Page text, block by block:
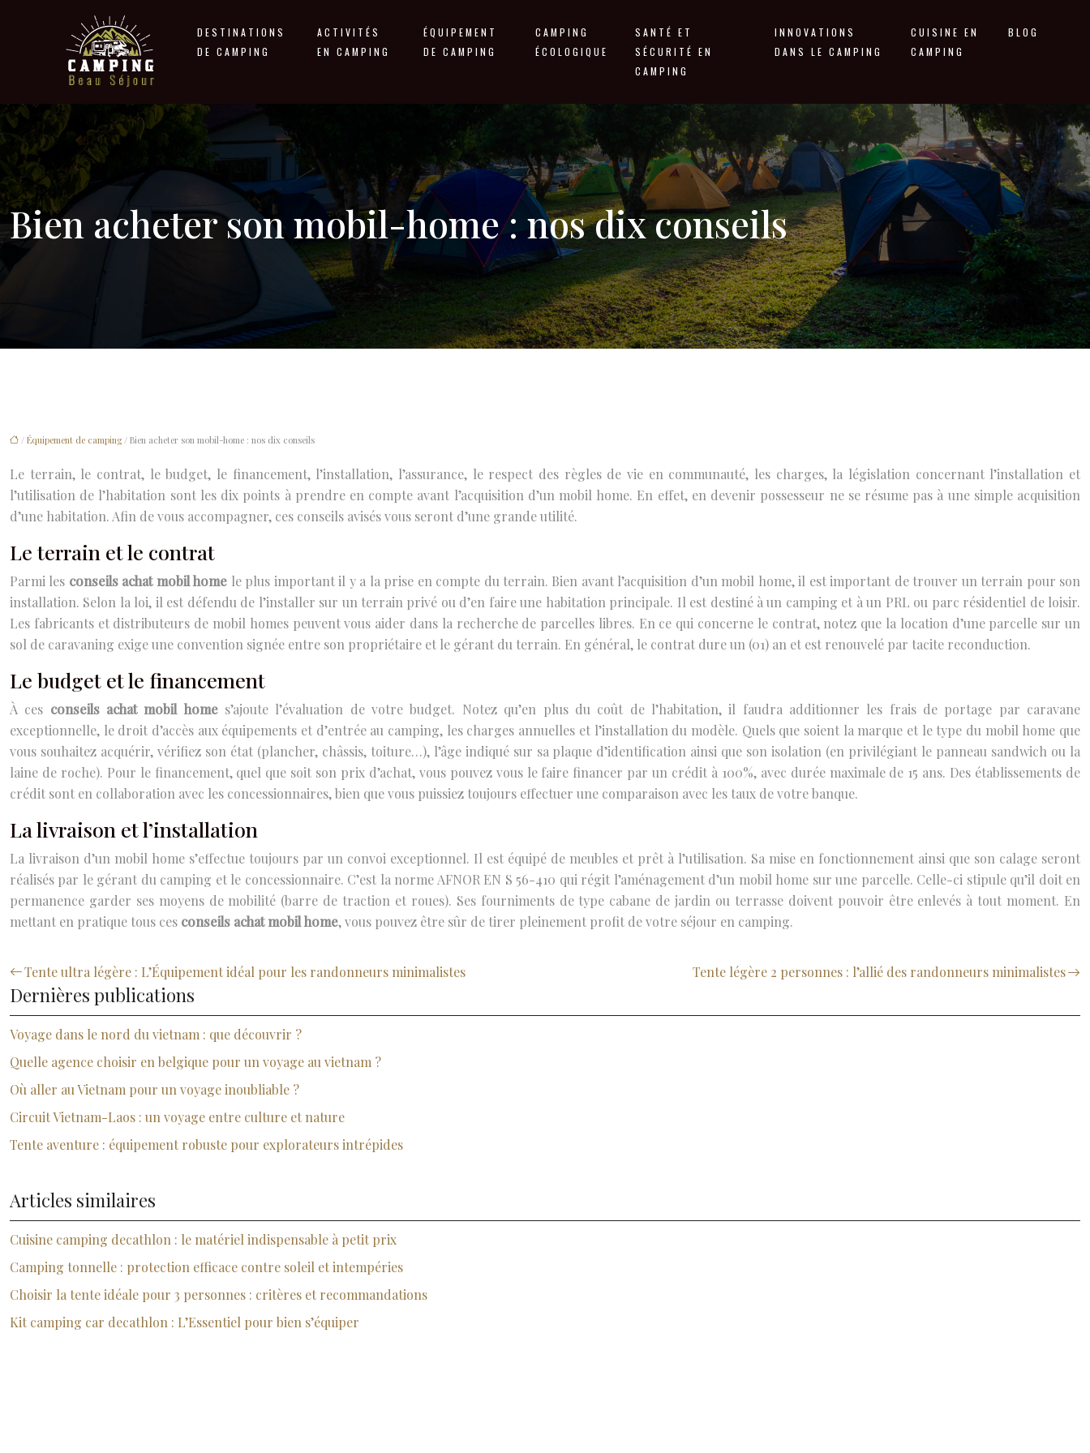
DESTINATIONS
DE CAMPING
ACTIVITÉS
EN CAMPING
ÉQUIPEMENT
DE CAMPING
CAMPING
ÉCOLOGIQUE
SANTÉ ET
SÉCURITÉ EN
CAMPING
INNOVATIONS
DANS LE CAMPING
CUISINE EN
CAMPING
BLOG
Bien acheter son mobil-home : nos dix conseils
/ Équipement de camping/ Bien acheter son mobil-home : nos dix conseils
Le terrain, le contrat, le budget, le financement, l’installation, l’assurance, le respect des règles de vie en communauté, les charges, la législation concernant l’installation et
l’utilisation de l’habitation sont les dix points à prendre en compte avant l’acquisition d’un mobil home. En effet, en devenir possesseur ne se résume pas à une simple acquisition
d’une habitation. Afin de vous accompagner, ces conseils avisés vous seront d’une grande utilité.
Le terrain et le contrat
Parmi les conseils achat mobil home le plus important il y a la prise en compte du terrain. Bien avant l’acquisition d’un mobil home, il est important de trouver un terrain pour son
installation. Selon la loi, il est défendu de l’installer sur un terrain privé ou d’en faire une habitation principale. Il est destiné à un camping et à un PRL ou parc résidentiel de loisir.
Les fabricants et distributeurs de mobil homes peuvent vous aider dans la recherche de parcelles libres. En ce qui concerne le contrat, notez que la location d’une parcelle sur un
sol de caravaning exige une convention signée entre son propriétaire et le gérant du terrain. En général, le contrat dure un (01) an et est renouvelé par tacite reconduction.
Le budget et le financement
À ces conseils achat mobil homes’ajoute l’évaluation de votre budget. Notez qu’en plus du coût de l’habitation, il faudra additionner les frais de portage par caravane
exceptionnelle, le droit d’accès aux équipements et d’entrée au camping, les charges annuelles et l’installation du modèle. Quels que soient la marque et le type du mobil home que
vous souhaitez acquérir, vérifiez son état (plancher, châssis, toiture…), l’âge indiqué sur sa plaque d’identification ainsi que son isolation (en privilégiant le panneau sandwich ou la
laine de roche). Pour le financement, quel que soit son prix d’achat, vous pouvez vous le faire financer par un crédit à 100%, avec durée maximale de 15 ans. Des établissements de
crédit sont en collaboration avec les concessionnaires, bien que vous puissiez toujours effectuer une comparaison avec les taux de votre banque.
La livraison et l’installation
La livraison d’un mobil home s’effectue toujours par un convoi exceptionnel. Il est équipé de meubles et prêt à l’utilisation. Sa mise en fonctionnement ainsi que son calage seront
réalisés par le gérant du camping et le concessionnaire. C’est la norme AFNOR EN S 56-410 qui régit l’aménagement d’un mobil home sur une parcelle. Celle-ci stipule qu’il doit en
permanence garder ses moyens de mobilité (barre de traction et roues). Ses fourniments de type cabane de jardin ou terrasse doivent pouvoir être enlevés à tout moment. En
mettant en pratique tous ces conseils achat mobil home, vous pouvez être sûr de tirer pleinement profit de votre séjour en camping.
Tente ultra légère : L’Équipement idéal pour les randonneurs minimalistes Tente légère 2 personnes : l’allié des randonneurs minimalistes
Dernières publications
Voyage dans le nord du vietnam : que découvrir ?
Quelle agence choisir en belgique pour un voyage au vietnam ?
Où aller au Vietnam pour un voyage inoubliable ?
Circuit Vietnam-Laos : un voyage entre culture et nature
Tente aventure : équipement robuste pour explorateurs intrépides
Articles similaires
Cuisine camping decathlon : le matériel indispensable à petit prix
Camping tonnelle : protection efficace contre soleil et intempéries
Choisir la tente idéale pour 3 personnes : critères et recommandations
Kit camping car decathlon : L’Essentiel pour bien s’équiper